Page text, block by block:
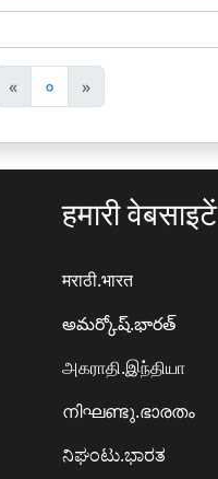
«पि
छ
ला
० »अ
ग
ला
हमारी वेबसाइटें
मराठी.भारत
అమర్కోష్.భారత్
அகராதி.இந்தியா
നിഘണ്ടു.ഭാരതം
ನಿಘಂಟು.ಭಾರತ